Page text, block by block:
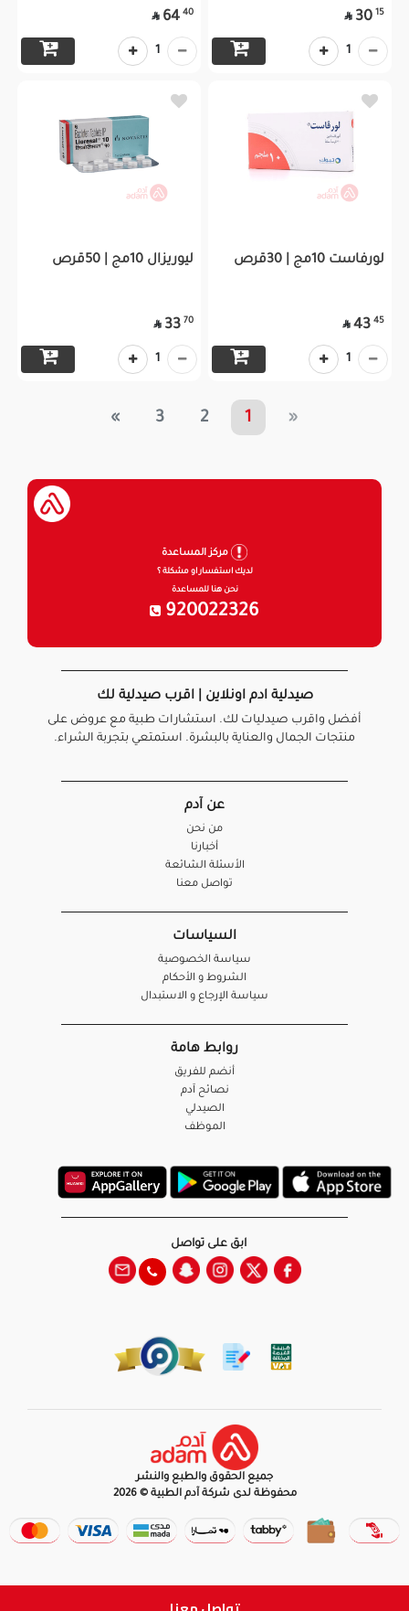
15
30

1
40
64

1
لورفاست 10مج | 30قرص
45
43

1
ليوريزال 10مج | 50قرص
70
33

1
«
1
2
3
»
مركز المساعدة
لديك استفسار او مشكلة ؟
نحن هنا للمساعدة
920022326
صيدلية ادم اونلاين | اقرب صيدلية لك
أفضل واقرب صيدليات لك. استشارات طبية مع عروض على
منتجات الجمال والعناية بالبشرة. استمتعي بتجربة الشراء.
عن آدم
من نحن
أخبارنا
الأسئلة الشائعة
تواصل معنا
السياسات
سياسة الخصوصية
الشروط و الأحكام
سياسة الإرجاع و الاستبدال
روابط هامة
أنضم للفريق
نصائح آدم
الصيدلي
الموظف
ابق على تواصل
جميع الحقوق والطبع والنشر
محفوظة لدى شركة آدم الطبية © 2026